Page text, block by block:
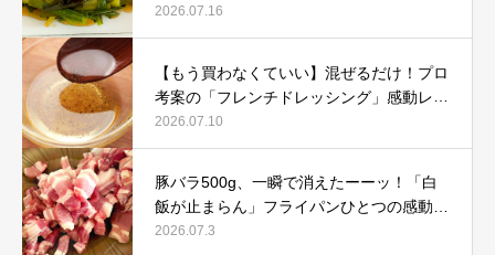
ピ
2026.07.16
【もう買わなくていい】混ぜるだけ！プロ
考案の「フレンチドレッシング」感動レシ
ピ
2026.07.10
豚バラ500g、一瞬で消えたーーッ！「白
飯が止まらん」フライパンひとつの感動レ
シピ
2026.07.3